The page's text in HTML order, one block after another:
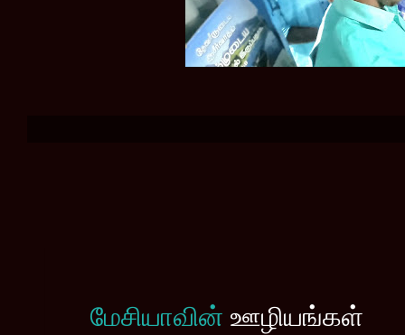
மேசியாவின் ஊழியங்கள்